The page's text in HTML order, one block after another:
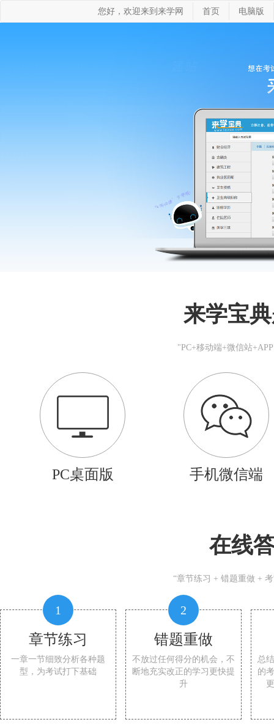
您好，欢迎来到来学网 首页 电脑版
来学宝
"PC+移动端+微信站
PC桌面版 手机微信端
在线
“章节练习 + 错题重做 +
1
章节练习
一章一节细致分析各种题
型，为考试打下基础
2
错题重做
不放过任何得分的机会，不
断地充实改正的学习更快提
升
总
的